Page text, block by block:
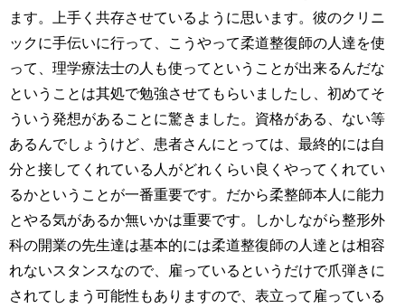
ます。上手く共存させているように思います。彼のクリニ
ックに手伝いに行って、こうやって柔道整復師の人達を使
って、理学療法士の人も使ってということが出来るんだな
ということは其処で勉強させてもらいましたし、初めてそ
ういう発想があることに驚きました。資格がある、ない等
あるんでしょうけど、患者さんにとっては、最終的には自
分と接してくれている人がどれくらい良くやってくれてい
るかということが一番重要です。だから柔整師本人に能力
とやる気があるか無いかは重要です。しかしながら整形外
科の開業の先生達は基本的には柔道整復師の人達とは相容
れないスタンスなので、雇っているというだけで爪弾きに
されてしまう可能性もありますので、表立って雇っている